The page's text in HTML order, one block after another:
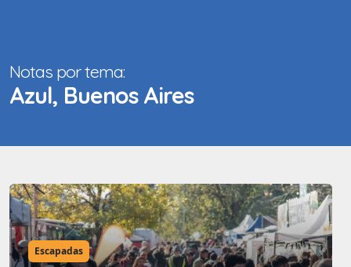
Notas por tema:
Azul, Buenos Aires
Escapadas